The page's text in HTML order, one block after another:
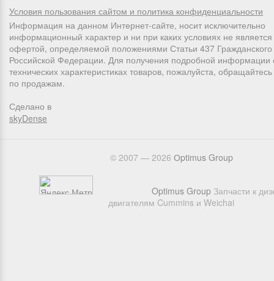
Условия пользования сайтом и политика конфиденциальности
Информация на данном Интернет-сайте, носит исключительно
информационный характер и ни при каких условиях не
офертой, определяемой положениями Статьи 437 Гражданского
Российской Федерации. Для получения подробной информации
технических характеристиках товаров, пожалуйста,
по продажам.
Сделано в
skyDense
© 2007 — 2026 Оptimus Group
Optimus Group Запчасти к
двигателям Cummins и Weichai